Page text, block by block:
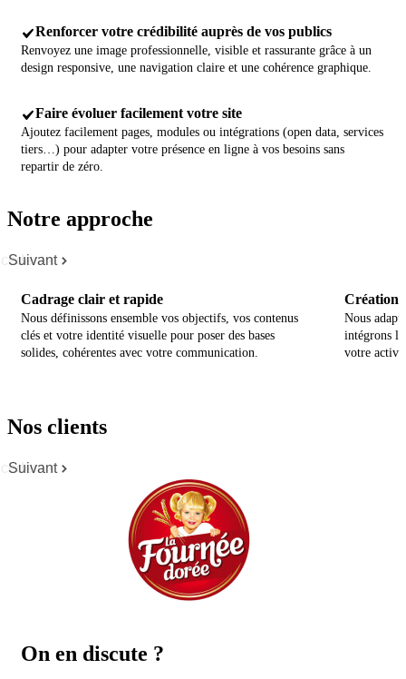
Renforcer votre crédibilité auprès de vos publics
Renvoyez une image professionnelle, visible et rassurante grâce à un
design responsive, une navigation claire et une cohérence graphique.
Faire évoluer facilement votre site
Ajoutez facilement pages, modules ou intégrations (open data, services
tiers…) pour adapter votre présence en ligne à vos besoins sans
repartir de zéro.
Notre approche
Suivant
Cadrage clair et rapide
Nous définissons ensemble vos objectifs, vos contenus
clés et votre identité visuelle pour poser des bases
solides, cohérentes avec votre communication.
Création
Nous
intégrons
votre
Nos clients
Suivant
On en discute ?